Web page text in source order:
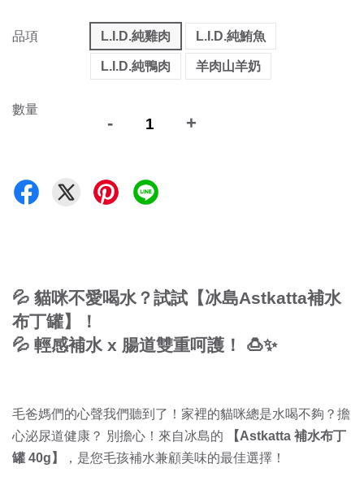
品項 L.I.D.純雞肉 L.I.D.純鮪魚
L.I.D.純鴨肉 羊肉山羊奶
數量
- +
💦 貓咪不愛喝水？試試【冰島Astkatta補水
布丁罐】！
💦 輕感補水 x 腸道雙重呵護！ 🍮✨
毛爸媽們的心聲我們聽到了！家裡的貓咪總是水喝不夠？擔
心泌尿道健康？ 別擔心！來自冰島的
【Astkatta 補水布丁
罐 40g】
，是您毛孩補水兼顧美味的最佳選擇！